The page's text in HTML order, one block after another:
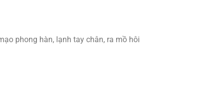
phong hàn, lạnh tay chân, ra mồ hôi